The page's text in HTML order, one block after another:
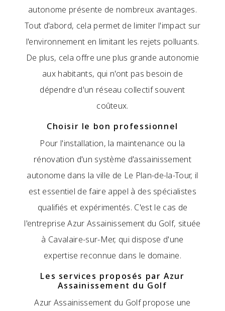
autonome présente de nombreux avantages.
Tout d'abord, cela permet de limiter l'impact sur
l'environnement en limitant les rejets polluants.
De plus, cela offre une plus grande autonomie
aux habitants, qui n'ont pas besoin de
dépendre d'un réseau collectif souvent
coûteux.
Choisir le bon professionnel
Pour l'installation, la maintenance ou la
rénovation d'un système d'assainissement
autonome dans la ville de Le Plan-de-la-Tour, il
est essentiel de faire appel à des spécialistes
qualifiés et expérimentés. C'est le cas de
l'entreprise Azur Assainissement du Golf, située
à Cavalaire-sur-Mer, qui dispose d'une
expertise reconnue dans le domaine.
Les services proposés par Azur
Assainissement du Golf
Azur Assainissement du Golf propose une